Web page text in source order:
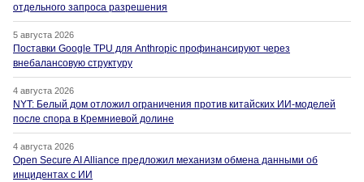
отдельного запроса разрешения
5 августа 2026
Поставки Google TPU для Anthropic профинансируют через
внебалансовую структуру
4 августа 2026
NYT: Белый дом отложил ограничения против китайских ИИ-моделей
после спора в Кремниевой долине
4 августа 2026
Open Secure AI Alliance предложил механизм обмена данными об
инцидентах с ИИ